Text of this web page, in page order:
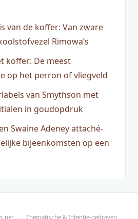
van de koffer: Van zware
Rimowa’s
koffer: De meest
op het perron of vliegveld
van Smythson met
in goudopdruk
Swaine Adeney attaché-
bijeenkomsten op een
per Thematische & Intentie-gedreven